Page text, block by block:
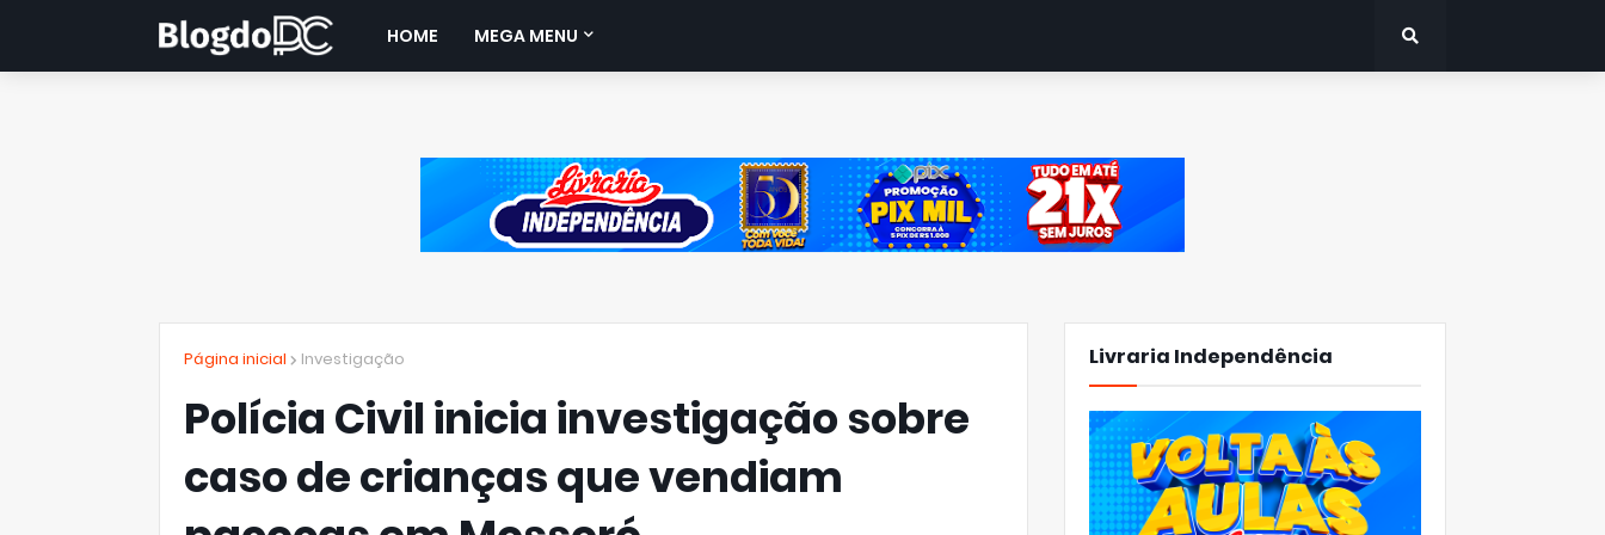
HOME MEGA MENU
Página inicial Investigação
Polícia Civil inicia investigação sobre
caso de crianças que vendiam
Livraria Independência